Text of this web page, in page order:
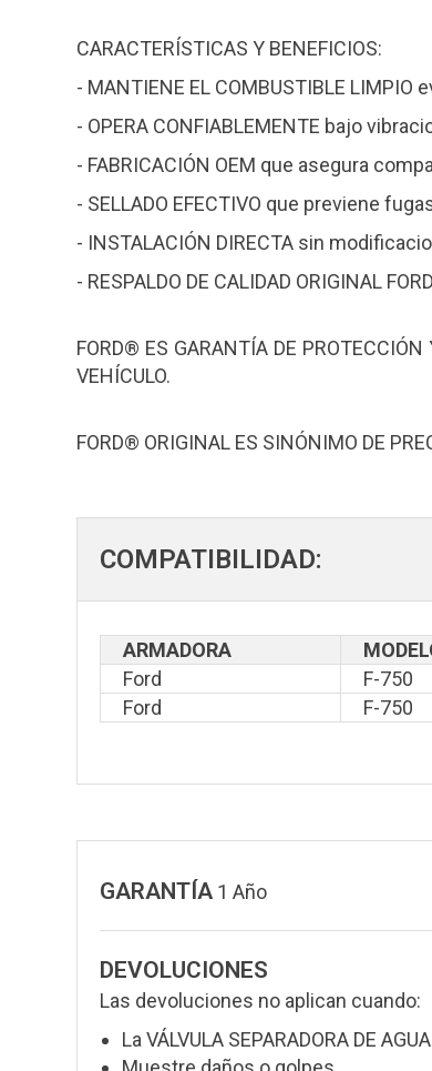
CARACTERÍSTICAS Y BENEFICIOS:
- MANTIENE EL COMBUSTIBLE
- OPERA CONFIABLEMENTE bajo
- FABRICACIÓN OEM que asegura
- SELLADO EFECTIVO que previene
- INSTALACIÓN DIRECTA sin
- RESPALDO DE CALIDAD ORIGINAL
FORD® ES GARANTÍA DE
VEHÍCULO.
FORD® ORIGINAL ES SINÓNIMO DE
COMPATIBILIDAD:
ARMADORA
Ford
F-750
Ford
F-750
GARANTÍA 1 Año
DEVOLUCIONES
Las devoluciones no aplican cuando:
La VÁLVULA SEPARADORA DE